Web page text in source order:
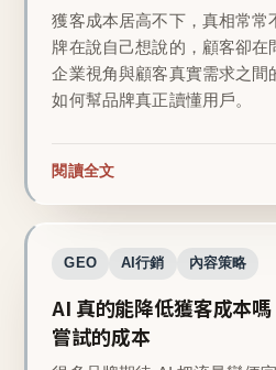
獲客成本居高不下，真相常常
牌在說自己想說的，顧客卻在
企業視角與顧客真實需求之間
如何幫品牌真正讀懂用戶。
閱讀全文
GEO AI行銷 內容策略
AI 真的能降低獲客成本
嘗試的成本